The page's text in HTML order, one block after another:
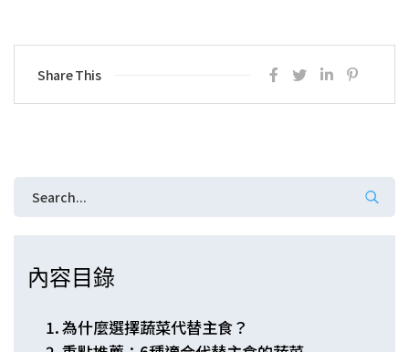
Share This
內容目錄
為什麼選擇蔬菜代替主食？